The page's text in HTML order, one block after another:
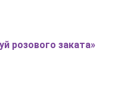
розового заката»